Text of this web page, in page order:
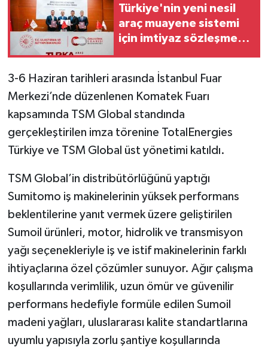
Türkiye'nin yeni nesil
araç muayene sistemi
için imtiyaz sözleşmesi
3-6 Haziran tarihleri arasında İstanbul Fuar
Merkezi’nde düzenlenen Komatek Fuarı
kapsamında TSM Global standında
gerçekleştirilen imza törenine TotalEnergies
Türkiye ve TSM Global üst yönetimi katıldı.
TSM Global’in distribütörlüğünü yaptığı
Sumitomo iş makinelerinin yüksek performans
beklentilerine yanıt vermek üzere geliştirilen
Sumoil ürünleri, motor, hidrolik ve transmisyon
yağı seçenekleriyle iş ve istif makinelerinin farklı
ihtiyaçlarına özel çözümler sunuyor. Ağır çalışma
koşullarında verimlilik, uzun ömür ve güvenilir
performans hedefiyle formüle edilen Sumoil
madeni yağları, uluslararası kalite standartlarına
uyumlu yapısıyla zorlu şantiye koşullarında